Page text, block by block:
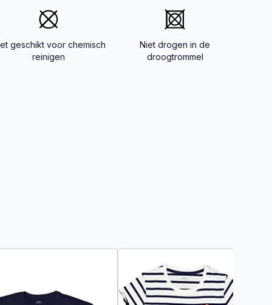
geschikt voor chemisch
reinigen
Niet drogen in de
droogtrommel